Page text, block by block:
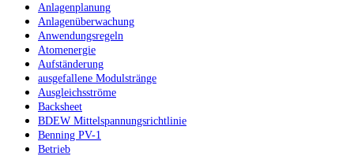
Anlagenplanung
Anlagenüberwachung
Anwendungsregeln
Atomenergie
Aufständerung
ausgefallene Modulstränge
Ausgleichsströme
Backsheet
BDEW Mittelspannungsrichtlinie
Benning PV-1
Betrieb